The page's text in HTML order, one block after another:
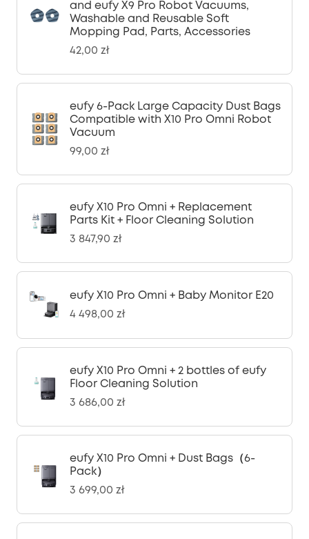
and eufy X9 Pro Robot Vacuums,
Washable and Reusable Soft
Mopping Pad, Parts, Accessories
42,00 zł
eufy 6-Pack Large Capacity Dust Bags
Compatible with X10 Pro Omni Robot
Vacuum
99,00 zł
eufy X10 Pro Omni + Replacement
Parts Kit + Floor Cleaning Solution
3 847,90 zł
eufy X10 Pro Omni + Baby Monitor E20
4 498,00 zł
eufy X10 Pro Omni + 2 bottles of eufy
Floor Cleaning Solution
3 686,00 zł
eufy X10 Pro Omni + Dust Bags（6-
Pack）
3 699,00 zł